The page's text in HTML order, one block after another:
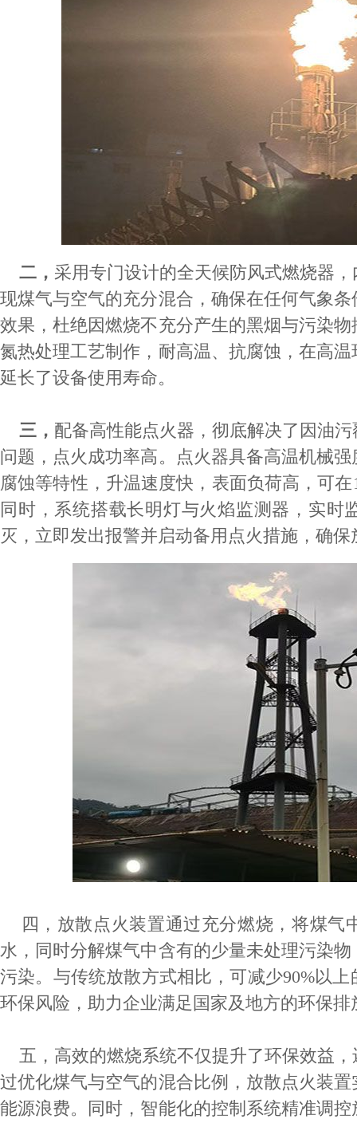
二， 采用专门设计的全天候防风式燃烧器
现煤气与空气的充分混合，确保在任何气象
效果，杜绝因燃烧不充分产生的黑烟与污染
氮热处理工艺制作，耐高温、抗腐蚀，在高
延长了设备使用寿命。
三， 配备高性能点火器，彻底解决了因油
问题，点火成功率高。点火器具备高温机械
腐蚀等特性，升温速度快，表面负荷高，可
同时，系统搭载长明灯与火焰监测器，实时
灭，立即发出报警并启动备用点火措施，确
四，放散点火装置通过充分燃烧，将煤气
水，同时分解煤气中含有的少量未处理污染
污染。与传统放散方式相比，可减少90%以
环保风险，助力企业满足国家及地方的环保排
五，高效的燃烧系统不仅提升了环保效益
过优化煤气与空气的混合比例，放散点火装
能源浪费。同时，智能化的控制系统精准调